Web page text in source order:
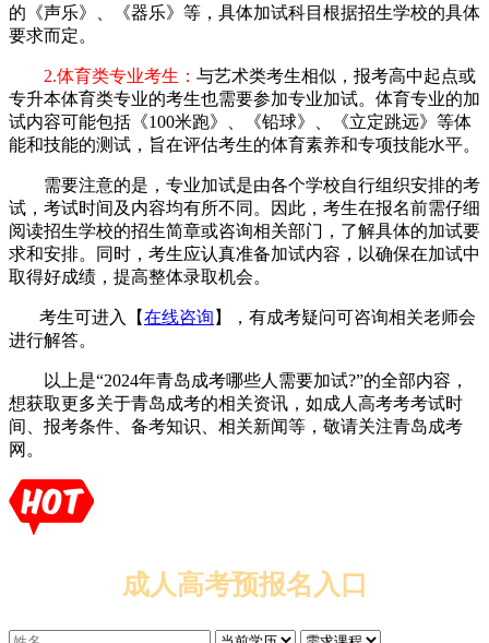
的《声乐》、《器乐》等，具体加试科目根据招生学校的具体
要求而定。
2.体育类专业考生： 与艺术类考生相似，报考高中起点或
专升本体育类专业的考生也需要参加专业加试。体育专业的加
试内容可能包括《100米跑》、《铅球》、《立定跳远》等体
能和技能的测试，旨在评估考生的体育素养和专项技能水平。
需要注意的是，专业加试是由各个学校自行组织安排的考
试，考试时间及内容均有所不同。因此，考生在报名前需仔细
阅读招生学校的招生简章或咨询相关部门，了解具体的加试要
求和安排。同时，考生应认真准备加试内容，以确保在加试中
取得好成绩，提高整体录取机会。
考生可进入【在线咨询 】，有成考疑问可咨询相关老师会
进行解答。
以上是“2024年青岛成考哪些人需要加试?”的全部内容，
想获取更多关于青岛成考的相关资讯，如成人高考考考试时
间、报考条件、备考知识、相关新闻等，敬请关注青岛成考
网。
成人高考预报名入口